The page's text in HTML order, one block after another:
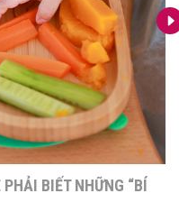
BIẾT NHỮNG “BÍ